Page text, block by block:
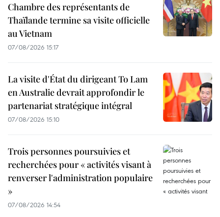
Chambre des représentants de
Thaïlande termine sa visite officielle
au Vietnam
07/08/2026 15:17
La visite d'État du dirigeant To Lam
en Australie devrait approfondir le
partenariat stratégique intégral
07/08/2026 15:10
Trois personnes poursuivies et
recherchées pour « activités visant à
renverser l'administration populaire
»
07/08/2026 14:54